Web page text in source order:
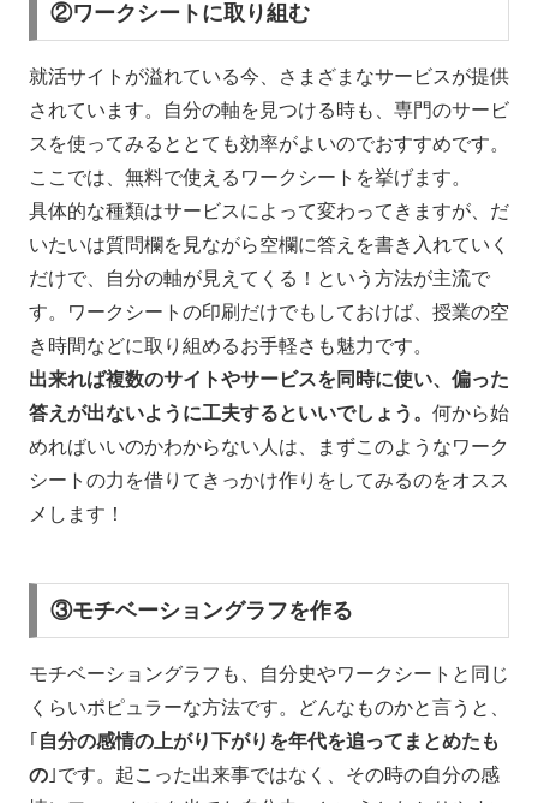
②ワークシートに取り組む
就活サイトが溢れている今、さまざまなサービスが提供
されています。自分の軸を見つける時も、専門のサービ
スを使ってみるととても効率がよいのでおすすめです。
ここでは、無料で使えるワークシートを挙げます。
具体的な種類はサービスによって変わってきますが、だ
いたいは質問欄を見ながら空欄に答えを書き入れていく
だけで、自分の軸が見えてくる！という方法が主流で
す。ワークシートの印刷だけでもしておけば、授業の空
き時間などに取り組めるお手軽さも魅力です。
出来れば複数のサイトやサービスを同時に使い、偏った
答えが出ないように工夫するといいでしょう。 何から始
めればいいのかわからない人は、まずこのようなワーク
シートの力を借りてきっかけ作りをしてみるのをオスス
メします！
③モチベーショングラフを作る
モチベーショングラフも、自分史やワークシートと同じ
くらいポピュラーな方法です。どんなものかと言うと、
｢ 自分の感情の上がり下がりを年代を追ってまとめたも
の ｣です。起こった出来事ではなく、その時の自分の感